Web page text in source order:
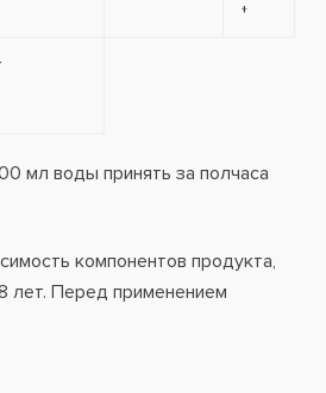
†
мл воды принять за полчаса
компонентов продукта,
лет. Перед применением